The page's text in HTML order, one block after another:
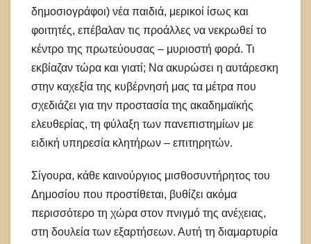
δημοσιογράφοι) νέα παιδιά, μερικοί ίσως και
φοιτητές, επέβαλαν τις προάλλες να νεκρωθεί το
κέντρο της πρωτεύουσας – μυριοστή φορά. Τι
εκβίαζαν τώρα και γιατί; Να ακυρώσει η αυτάρεσκη
στην καχεξία της κυβέρνησή μας τα μέτρα που
σχεδιάζει για την προστασία της ακαδημαϊκής
ελευθερίας, τη φύλαξη των πανεπιστημίων με
ειδική υπηρεσία κλητήρων – επιτηρητών.
Σίγουρα, κάθε καινούργιος μισθοσυντήρητος του
Δημοσίου που προστίθεται, βυθίζει ακόμα
περισσότερο τη χώρα στον πνιγμό της ανέχειας,
στη δουλεία των εξαρτήσεων. Αυτή τη διαμαρτυρία